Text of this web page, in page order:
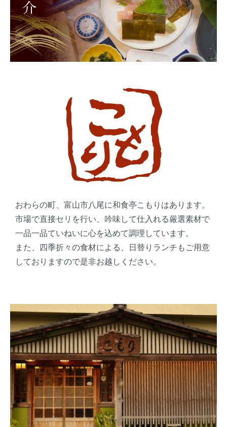
おわらの町、富山市八尾に和食亭こもりはあります。
市場で直接セリを行い、吟味して仕入れる厳選素材で
一品一品ていねいに心を込めて調理しています。
また、四季折々の食材による、日替りランチもご用意
しておりますので是非お越しください。